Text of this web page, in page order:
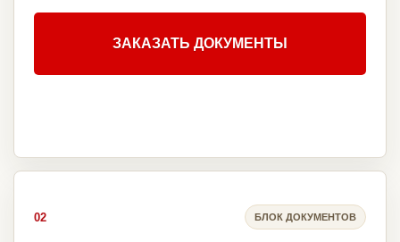
ЗАКАЗАТЬ ДОКУМЕНТЫ
02 БЛОК ДОКУМЕНТОВ